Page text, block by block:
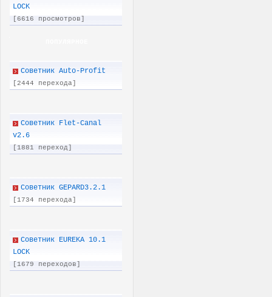
LOCK
[6616 просмотров]
Советник Auto-Profit
[2444 перехода]
Советник Flet-Canal
v2.6
[1881 переход]
Советник GEPARD3.2.1
[1734 перехода]
Советник EUREKA 10.1
LOCK
[1679 переходов]